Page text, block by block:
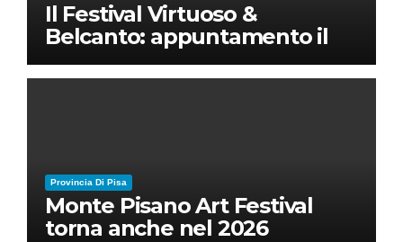
Il Festival Virtuoso &
Belcanto: appuntamento il
28 luglio a Palazzo Blu con
Ruben Micieli
Provincia Di Pisa
Monte Pisano Art Festival
torna anche nel 2026